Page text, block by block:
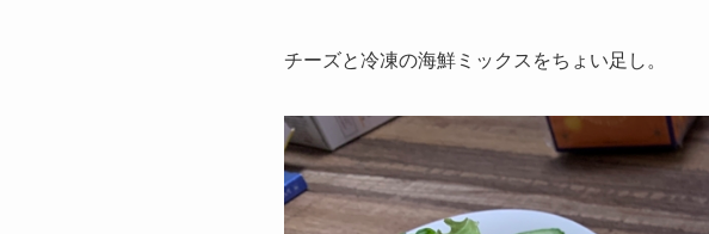
チーズと冷凍の海鮮ミックスをちょい足し。